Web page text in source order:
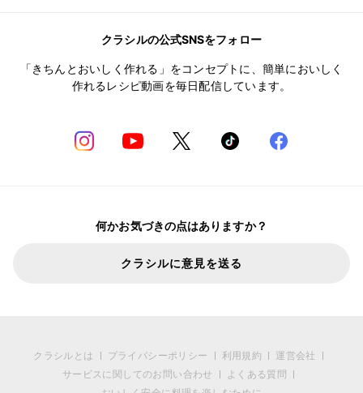
クラシルの公式SNSをフォロー
「きちんとおいしく作れる」をコンセプトに、簡単においしく
作れるレシピ動画を毎日配信しています。
何かお気づきの点はありますか？
クラシルに意見を送る
クラシルとは プライバシーポリシー 利用規約
運営会社
サービスに関してのお問い合わせ
よくある質問